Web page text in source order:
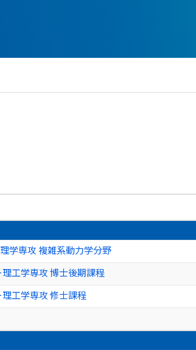
学専攻 複雑系動力学分野
工学専攻 博士後期課程
工学専攻 修士課程